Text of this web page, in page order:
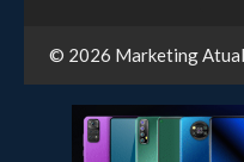
© 2026 Marketing Atual